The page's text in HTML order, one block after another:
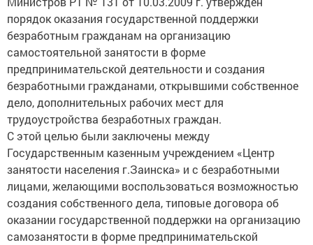
порядок оказания государственной поддержки
безработным гражданам на организацию
самостоятельной занятости в форме
предпринимательской деятельности и создания
безработными гражданами, открывшими собственное
дело, дополнительных рабочих мест для
трудоустройства безработных граждан.
С этой целью были заключены между
Государственным казенным учреждением «Центр
занятости населения г.Заинска» и с безработными
лицами, желающими воспользоваться возможностью
создания собственного дела, типовые договора об
оказании государственной поддержки на организацию
самозанятости в форме предпринимательской